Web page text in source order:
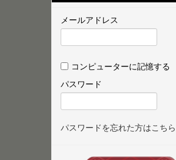
メールアドレス
コンピューターに記憶する
パスワード
パスワードを忘れた方はこちら